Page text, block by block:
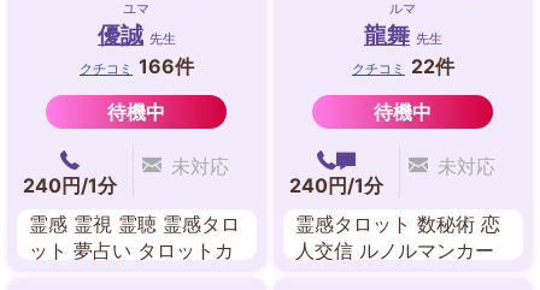
ユマ
優誠 先生
クチコミ 166件
待機中
240円/1分
未対応
霊感 霊視 霊聴 霊感タロ
ット 夢占い タロットカ
ルマ
龍舞 先生
クチコミ
22件
待機中
240円/1分
未対応
霊感タロット 数秘術 恋
人交信 ルノルマンカー